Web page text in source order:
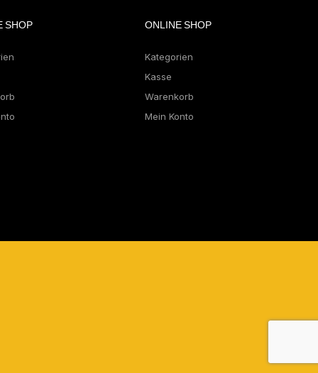
SHOP ONLINE SHOP
Kategorien
Kasse
Warenkorb
Mein Konto